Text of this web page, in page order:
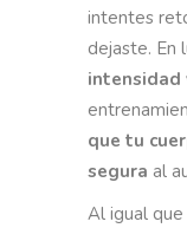
intentes
dejaste. En
intensidad
que tu
segura al
Al igual